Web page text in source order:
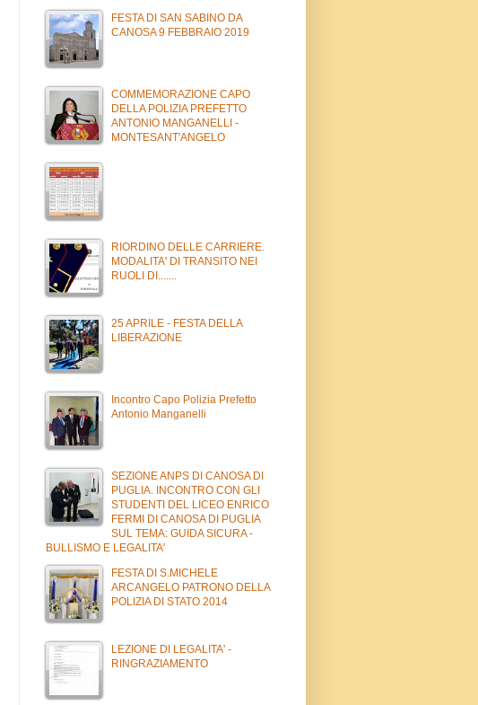
FESTA DI SAN SABINO DA
CANOSA 9 FEBBRAIO 2019
COMMEMORAZIONE CAPO
DELLA POLIZIA PREFETTO
ANTONIO MANGANELLI -
MONTESANT'ANGELO
RIORDINO DELLE CARRIERE.
MODALITA' DI TRANSITO NEI
RUOLI DI.......
25 APRILE - FESTA DELLA
LIBERAZIONE
Incontro Capo Polizia Prefetto
Antonio Manganelli
SEZIONE ANPS DI CANOSA DI
PUGLIA. INCONTRO CON GLI
STUDENTI DEL LICEO ENRICO
FERMI DI CANOSA DI PUGLIA
SUL TEMA: GUIDA SICURA -
BULLISMO E LEGALITA'
FESTA DI S.MICHELE
ARCANGELO PATRONO DELLA
POLIZIA DI STATO 2014
LEZIONE DI LEGALITA' -
RINGRAZIAMENTO